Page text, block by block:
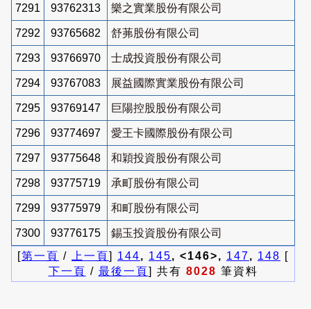
7291 93762313 樂之實業股份有限公司
7292 93765682 舒茀股份有限公司
7293 93766970 士成投資股份有限公司
7294 93767083 展益國際實業股份有限公司
7295 93769147 巨陽控股股份有限公司
7296 93774697 愛王卡國際股份有限公司
7297 93775648 和穎投資股份有限公司
7298 93775719 承町股份有限公司
7299 93775979 和町股份有限公司
7300 93776175
錫玉投資股份有限公司
[第一頁 / 上一頁] 144, 145, <146>, 147, 148 [
下一頁 / 最後一頁] 共有 8028 筆資料